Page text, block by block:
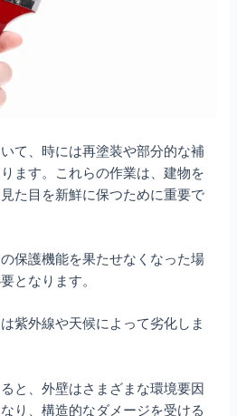
て、時には再塗装や部分的な補
ます。これらの作業は、建物を
た目を新鮮に保つために重要で
保護機能を果たせなくなった場
となります。
紫外線や天候によって劣化しま
と、外壁はさまざまな環境要因
り、構造的なダメージを受ける